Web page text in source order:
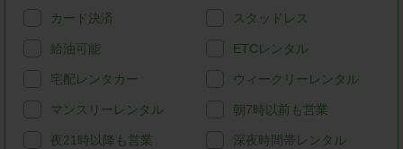
カード決済 スタッドレス
給油可能 ETCレンタル
宅配レンタカー ウィークリーレンタル
マンスリーレンタル 朝7時以前も営業
夜21時以降も営業 深夜時間帯レンタル